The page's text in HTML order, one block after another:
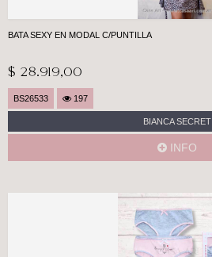
BATA SEXY EN MODAL C/PUNTILLA
$ 28.919,00
BS26533 197
BIANCA SECRET
INFO